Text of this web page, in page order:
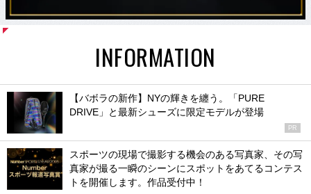
INFORMATION
【バボラの新作】NYの輝きを纏う。「PURE
DRIVE」と最新シューズに限定モデルが登場
PR
スポーツの現場で撮影する機会のある写真家、その写
真家が撮る一瞬のシーンにスポットをあてるコンテス
トを開催します。作品受付中！